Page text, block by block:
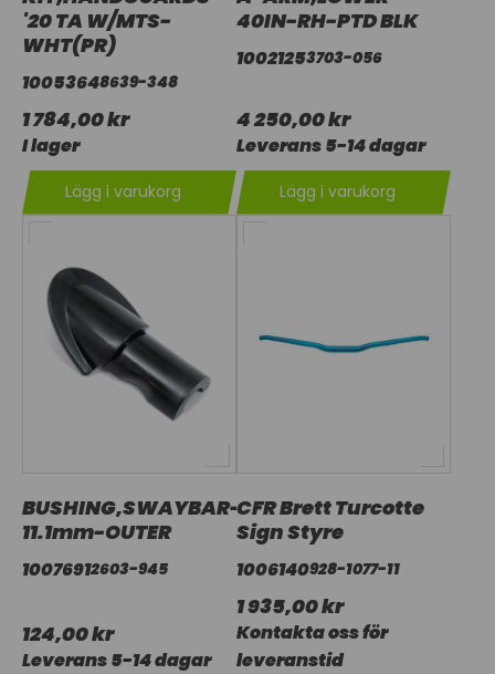
'20 TA W/MTS-
WHT(PR)
10053648639-348
1 784,00 kr
I lager
Lägg i varukorg
40IN-RH-PTD BLK
10021253703-056
4 250,00 kr
Leverans 5-14 dagar
Lägg i varukorg
BUSHING,SWAYBAR-
11.1mm-OUTER
10076912603-945
124,00 kr
Leverans 5-14 dagar
CFR Brett Turcotte
Sign Styre
1006140928-1077-11
1 935,00 kr
Kontakta oss för
leveranstid